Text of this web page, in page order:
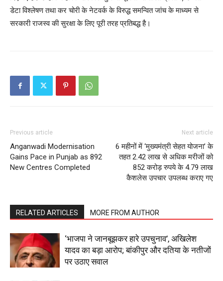
Subscription Plans
My account
डेटा विश्लेषण तथा कर चोरी के नेटवर्क के विरुद्ध समन्वित जांच के माध्यम से
सरकारी राजस्व की सुरक्षा के लिए पूरी तरह प्रतिबद्ध है।
Previous article
Anganwadi Modernisation
Gains Pace in Punjab as 892
New Centres Completed
Next article
6 महीनों में ‘मुख्यमंत्री सेहत योजना’ के
तहत 2.42 लाख से अधिक मरीजों को
852 करोड़ रुपये के 4.79 लाख
कैशलेस उपचार उपलब्ध कराए गए
RELATED ARTICLES MORE FROM AUTHOR
‘भाजपा ने जानबूझकर हारे उपचुनाव’, अखिलेश
यादव का बड़ा आरोप; बांकीपुर और दतिया के नतीजों
पर उठाए सवाल